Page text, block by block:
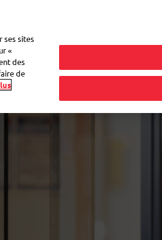
fréquentes eShop
ses sites
«
des
de